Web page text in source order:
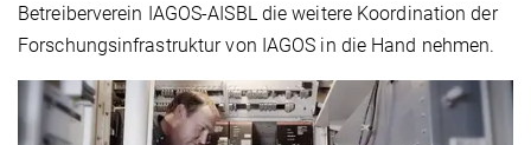
Betreiberverein IAGOS-AISBL die weitere Koordination der
Forschungsinfrastruktur von IAGOS in die Hand nehmen.